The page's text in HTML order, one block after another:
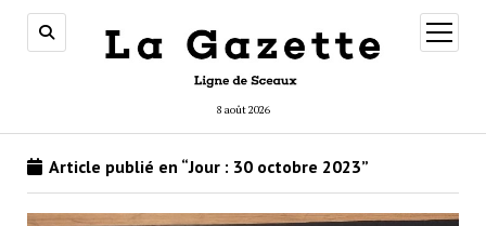
8 août 2026
ouvrir
menu
Article publié en “Jour : 30 octobre 2023”